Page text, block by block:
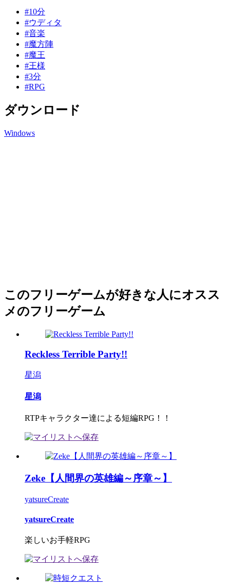
#10分
#ウディタ
#音楽
#魔方陣
#魔王
#王様
#3分
#RPG
ダウンロード
Windows
このフリーゲームが好きな人にオスス
メのフリーゲーム
Reckless Terrible Party!!
星潟
星潟
RTPキャラクター達による短編RPG！！
Zeke【人間界の英雄編～序章～】
yatsureCreate
yatsureCreate
楽しいお手軽RPG